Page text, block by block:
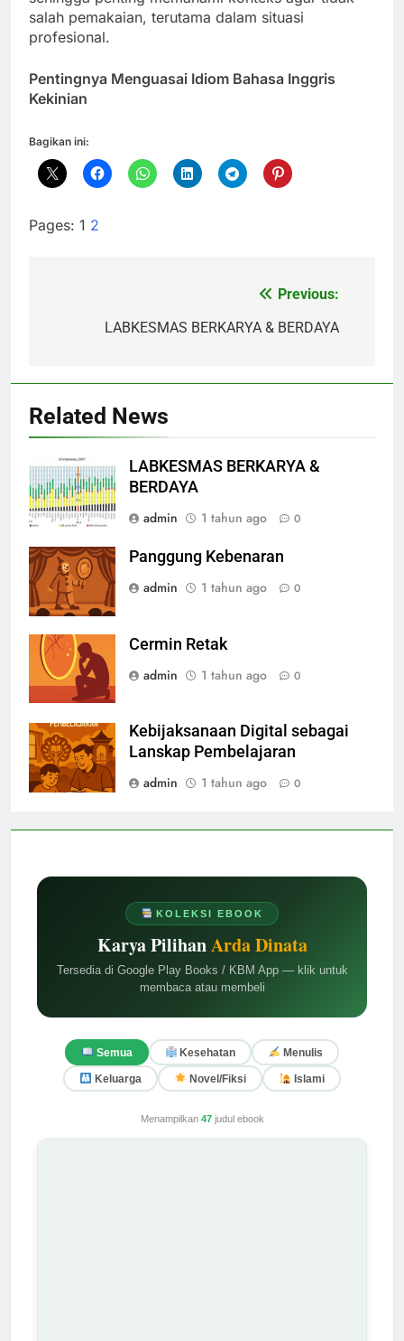
KOLEKSI EBOOK
Karya PilihanArda Dinata
Tersedia di Google Play Books / KBM App — klik untuk
membaca atau membeli
Semua Kesehatan Menulis
Keluarga Novel/Fiksi Islami
Menampilkan 47judul ebook
salah pemakaian, terutama dalam situasi
profesional.
Pentingnya Menguasai Idiom Bahasa Inggris
Kekinian
Bagikan ini:
Pages: 1 2
Previous:
LABKESMAS BERKARYA & BERDAYA
Related News
LABKESMAS BERKARYA &
BERDAYA
admin
1 tahun ago 0
Panggung Kebenaran
admin
1 tahun ago 0
Cermin Retak
admin
1 tahun ago 0
Kebijaksanaan Digital sebagai
Lanskap Pembelajaran
admin
1 tahun ago 0